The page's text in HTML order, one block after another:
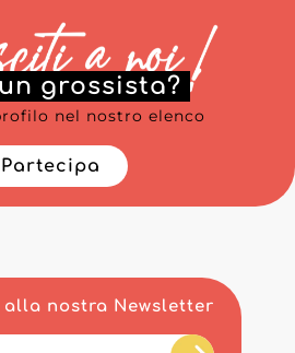
grossista?
nel nostro elenco
Partecipa
nostra Newsletter